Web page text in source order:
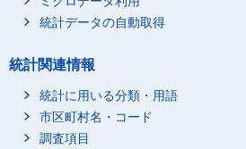
統計データの自動取得
統計関連情報
統計に用いる分類・用語
市区町村名・コード
調査項目